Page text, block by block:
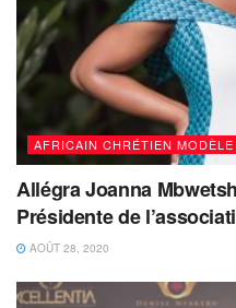
AFRICAIN CHRÉTIEN MODÈLE
Allégra Joanna
Présidente de
AOÛT 28, 2020